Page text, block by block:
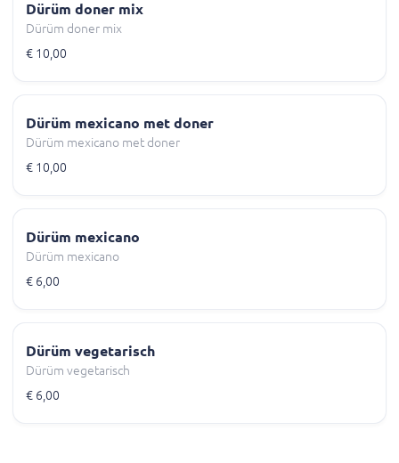
Dürüm doner mix
Dürüm doner mix
€ 10,00
Dürüm mexicano met doner
Dürüm mexicano met doner
€ 10,00
Dürüm mexicano
Dürüm mexicano
€ 6,00
Dürüm vegetarisch
Dürüm vegetarisch
€ 6,00